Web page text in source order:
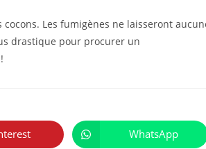
Les fumigènes ne laisseront
drastique pour procurer un
Ouvrir
WhatsApp